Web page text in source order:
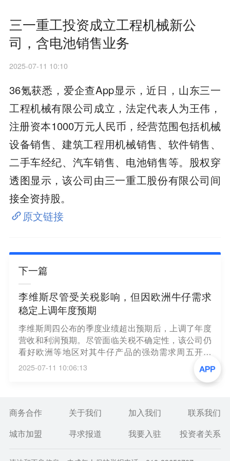
三一重工投资成立工程机械新公
司，含电池销售业务
2025-07-11 10:10
36氪获悉，爱企查App显示，近日，山东三一
工程机械有限公司成立，法定代表人为王伟，
注册资本1000万元人民币，经营范围包括机械
设备销售、建筑工程用机械销售、软件销售、
二手车经纪、汽车销售、电池销售等。股权穿
透图显示，该公司由三一重工股份有限公司间
接全资持股。
原文链接
下一篇
李维斯尽管受关税影响，但因欧洲牛仔需求
稳定上调年度预期
李维斯周四公布的季度业绩超出预期后，上调了年度
营收和利润预期。尽管面临关税不确定性，该公司仍
看好欧洲等地区对其牛仔产品的强劲需求周五开盘
前，李维斯股价上涨逾 6%。在其他服装品牌深受关
税导致的成本上升困扰之际，李维斯凭借其多元化的
供应链（包括孟加拉国和柬埔寨）以及清理滞销商品
2025-07-11 10:06:13
商务合作 关于我们 加入我们
联系我们
城市加盟
寻求报道 我要入驻 投资者关系